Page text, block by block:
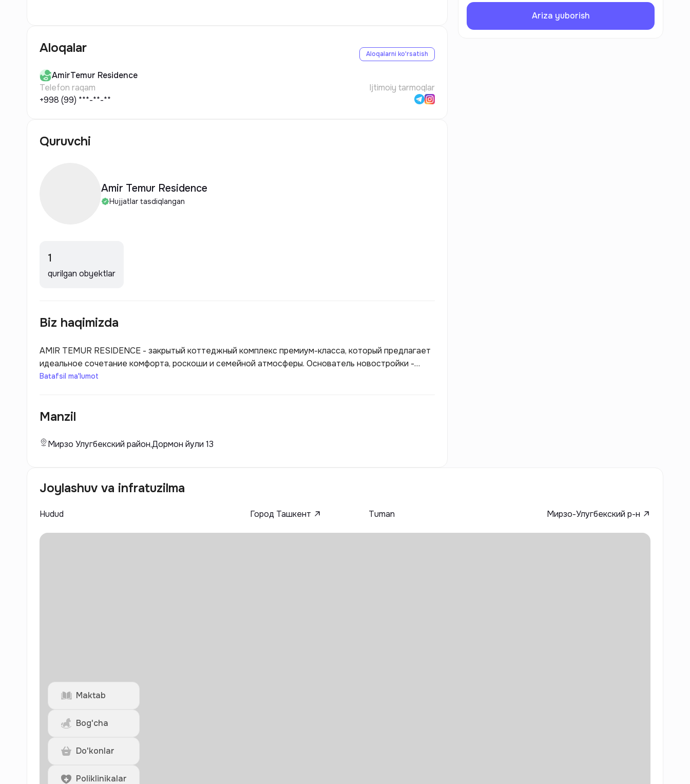
Aloqalar Aloqalarni ko'rsatish
AmirTemur Residence
Telefon raqam
+998 (99) ***-**-**
Ijtimoiy tarmoqlar
Quruvchi
Amir Temur Residence
Hujjatlar tasdiqlangan
1
qurilgan obyektlar
Biz haqimizda
AMIR TEMUR RESIDENCE - закрытый коттеджный комплекс премиум-класса, который предлагает
идеальное сочетание комфорта, роскоши и семейной атмосферы. Основатель новостройки -
опытная строительная компания “Amir Temur”. В здании существует зеленая зона отдыха,
Batafsil ma'lumot
Manzil
Мирзо Улугбекский район,Дормон йули 13
Ariza yuborish
Joylashuv va infratuzilma
Hudud Город Ташкент Tuman Мирзо-Улугбекский р-н
Maktab
Bog'cha
Do'konlar
Poliklinikalar